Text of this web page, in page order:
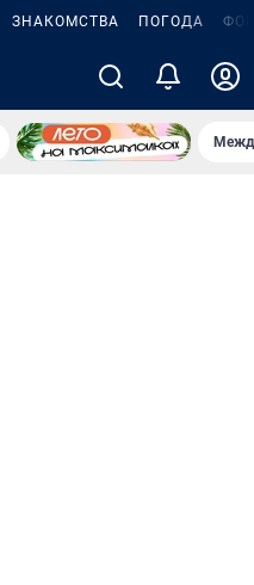
ЗНАКОМСТВА ПОГОДА